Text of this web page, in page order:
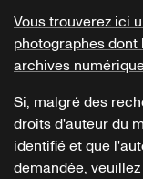
Vous trouverez ici
photographes
archives
Si, malgré des
droits d'auteur du
identifié et que
demandée,